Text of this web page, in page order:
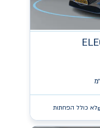
לא כולל הפחתות